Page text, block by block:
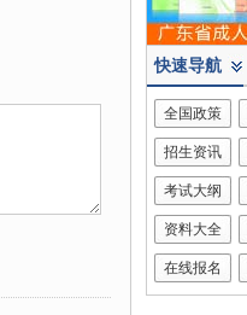
快速导航
全国政策
招生资讯
考试大纲
资料大全
在线报名